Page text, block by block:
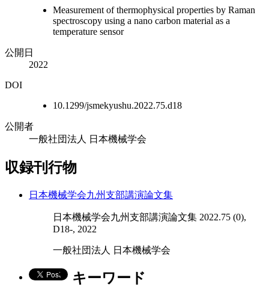
Measurement of thermophysical properties by Raman
spectroscopy using a nano carbon material as a
temperature sensor
公開日
2022
DOI
10.1299/jsmekyushu.2022.75.d18
公開者
一般社団法人 日本機械学会
収録刊行物
日本機械学会九州支部講演論文集
日本機械学会九州支部講演論文集 2022.75 (0),
D18-, 2022
一般社団法人 日本機械学会
キーワード